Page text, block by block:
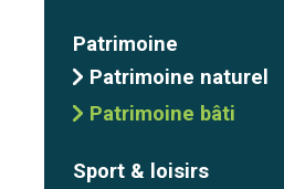
Patrimoine
Patrimoine naturel
Patrimoine bâti
Sport & loisirs